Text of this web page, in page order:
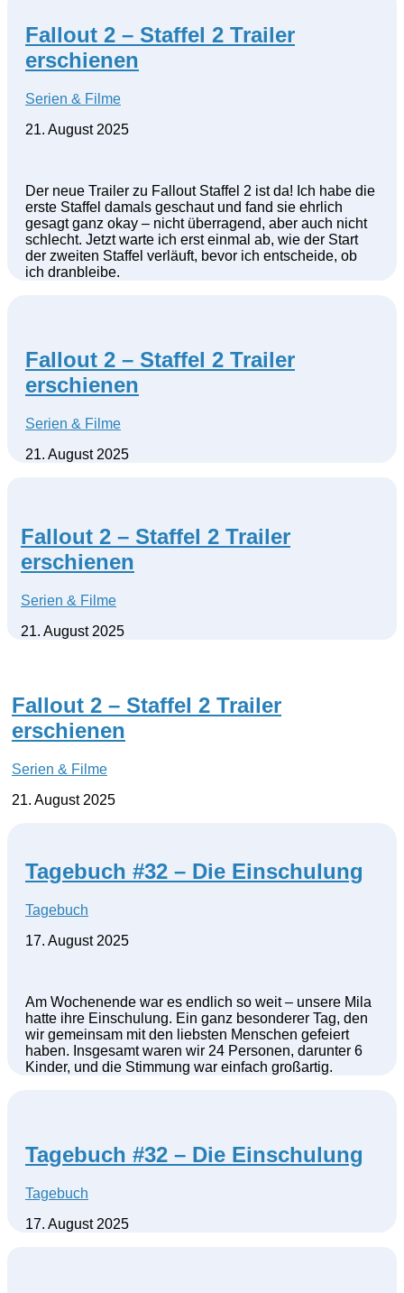
Fallout 2 – Staffel 2 Trailer
erschienen
Serien & Filme
21. August 2025
Der neue Trailer zu Fallout Staffel 2 ist da! Ich habe die
erste Staffel damals geschaut und fand sie ehrlich
gesagt ganz okay – nicht überragend, aber auch nicht
schlecht. Jetzt warte ich erst einmal ab, wie der Start
der zweiten Staffel verläuft, bevor ich entscheide, ob
ich dranbleibe.
Fallout 2 – Staffel 2 Trailer
erschienen
Serien & Filme
21. August 2025
Fallout 2 – Staffel 2 Trailer
erschienen
Serien & Filme
21. August 2025
Fallout 2 – Staffel 2 Trailer
erschienen
Serien & Filme
21. August 2025
Tagebuch #32 – Die Einschulung
Tagebuch
17. August 2025
Am Wochenende war es endlich so weit – unsere Mila
hatte ihre Einschulung. Ein ganz besonderer Tag, den
wir gemeinsam mit den liebsten Menschen gefeiert
haben. Insgesamt waren wir 24 Personen, darunter 6
Kinder, und die Stimmung war einfach großartig.
Tagebuch #32 – Die Einschulung
Tagebuch
17. August 2025